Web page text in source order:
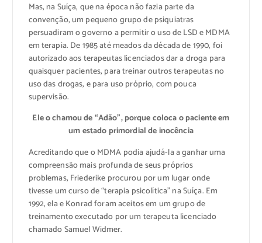
Mas, na Suíça, que na época não fazia parte da
convenção, um pequeno grupo de psiquiatras
persuadiram o governo a permitir o uso de LSD e MDMA
em terapia. De 1985 até meados da década de 1990, foi
autorizado aos terapeutas licenciados dar a droga para
quaisquer pacientes, para treinar outros terapeutas no
uso das drogas, e para uso próprio, com pouca
supervisão.
Ele o chamou de “Adão”, porque coloca o paciente em
um estado primordial de inocência
Acreditando que o MDMA podia ajudá-la a ganhar uma
compreensão mais profunda de seus próprios
problemas, Friederike procurou por um lugar onde
tivesse um curso de “terapia psicolítica” na Suíça. Em
1992, ela e Konrad foram aceitos em um grupo de
treinamento executado por um terapeuta licenciado
chamado Samuel Widmer.